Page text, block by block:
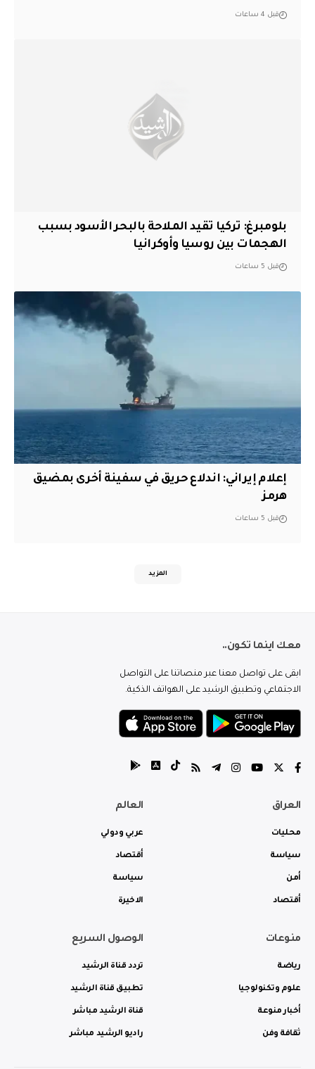
قبل 4 ساعات
بلومبرغ: تركيا تقيد الملاحة بالبحر الأسود بسبب
الهجمات بين روسيا وأوكرانيا
قبل 5 ساعات
إعلام إيراني: اندلاع حريق في سفينة أخرى بمضيق
هرمز
قبل 5 ساعات
المزيد
معك اينما تكون..
ابقى على تواصل معنا عبر منصاتنا على التواصل
الاجتماعي وتطبيق الرشيد على الهواتف الذكية.
العراق
محليات
سياسة
أمن
أقتصاد
العالم
عربي ودولي
أقتصاد
سياسة
الاخيرة
منوعات
رياضة
علوم وتكنولوجيا
أخبار منوعة
ثقافة وفن
الوصول السريع
تردد قناة الرشيد
تطبيق قناة الرشيد
قناة الرشيد مباشر
راديو الرشيد مباشر